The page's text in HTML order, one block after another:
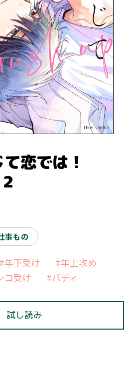
恋では！
事もの
#年下受け
#年上攻め
コ受け #バディ
試し読み